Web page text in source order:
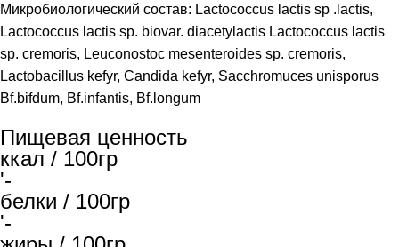
Микробиологический состав: Lactococcus lactis sp .lactis,
Lactococcus lactis sp. biovar. diacetylactis Lactococcus lactis
sp. cremoris, Leuconostoc mesenteroides sp. cremoris,
Lactobacillus kefyr, Candida kefyr, Sacchromuces unisporus
Bf.bifdum, Bf.infantis, Bf.longum
Пищевая ценность
ккал / 100гр
'-
белки / 100гр
'-